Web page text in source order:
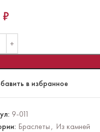
₽
в избранное
9-011
Браслеты, Из камней